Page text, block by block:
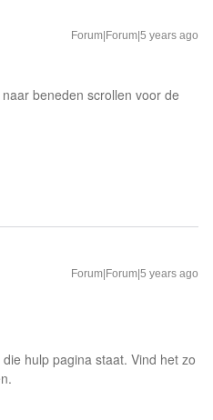
Forum|Forum|5 years ago
beneden scrollen voor de
Forum|Forum|5 years ago
hulp pagina staat. Vind het zo